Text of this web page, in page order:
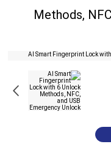
Methods,